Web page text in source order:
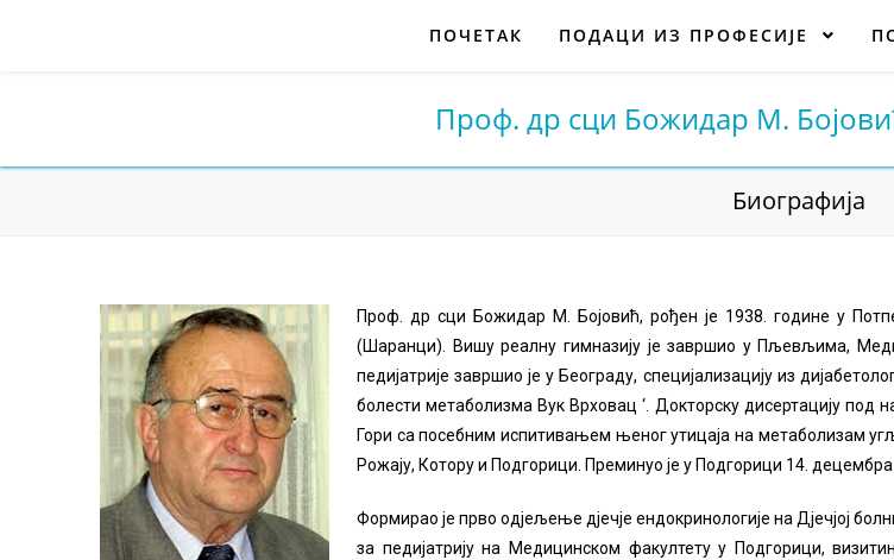
ПОЧЕТАК ПОДАЦИ ИЗ ПРОФЕСИЈЕ
Проф. др сци Божидар М.
Биографија
Проф. др сци Божидар М. Бојовић, рођен је 1938. године у
(Шаранци). Вишу реалну гимназију је завршио у Пљевљима,
педијатрије завршио је у Београду, специјализацију из
болести метаболизма Вук Врховац ‘. Докторску дисертацију под
Гори са посебним испитивањем њеног утицаја на метаболизам
Рожају, Котору и Подгорици. Преминуо је у Подгорици 14. децембра
Формирао је прво одјељење дјечје ендокринологије на Дјечјој
за педијатрију на Медицинском факултету у Подгорици,